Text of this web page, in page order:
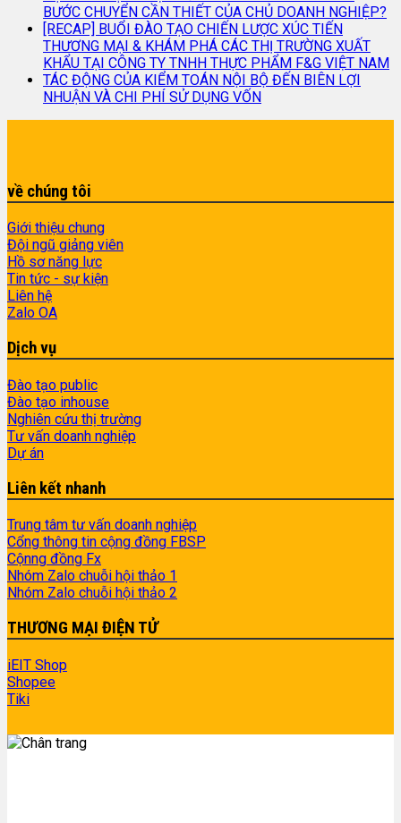
BƯỚC CHUYỂN CẦN THIẾT CỦA CHỦ DOANH NGHIỆP?
[RECAP] BUỔI ĐÀO TẠO CHIẾN LƯỢC XÚC TIẾN
THƯƠNG MẠI & KHÁM PHÁ CÁC THỊ TRƯỜNG XUẤT
KHẨU TẠI CÔNG TY TNHH THỰC PHẨM F&G VIỆT NAM
TÁC ĐỘNG CỦA KIỂM TOÁN NỘI BỘ ĐẾN BIÊN LỢI
NHUẬN VÀ CHI PHÍ SỬ DỤNG VỐN
về chúng tôi
Giới thiệu chung
Đội ngũ giảng viên
Hồ sơ năng lực
Tin tức - sự kiện
Liên hệ
Zalo OA
Dịch vụ
Đào tạo public
Đào tạo inhouse
Nghiên cứu thị trường
Tư vấn doanh nghiệp
Dự án
Liên kết nhanh
Trung tâm tư vấn doanh nghiệp
Cổng thông tin cộng đồng FBSP
Cộnng đồng Fx
Nhóm Zalo chuỗi hội thảo 1
Nhóm Zalo chuỗi hội thảo 2
THƯƠNG MẠI ĐIỆN TỬ
iEIT Shop
Shopee
Tiki